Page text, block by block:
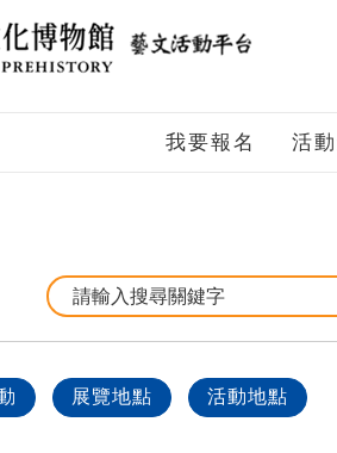
我要報名 活
展覽地點 活動地點